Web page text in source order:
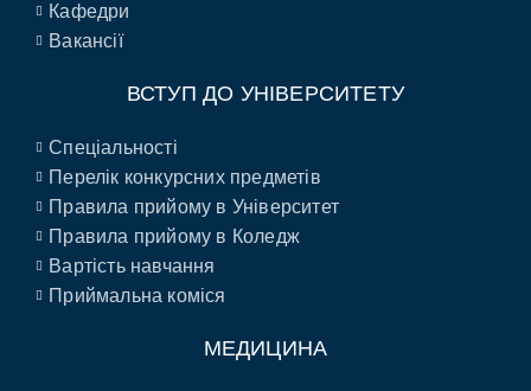
Кафедри
Вакансії
ВСТУП ДО УНІВЕРСИТЕТУ
Спеціальності
Перелік конкурсних предметів
Правила прийому в Університет
Правила прийому в Коледж
Вартість навчання
Приймальна коміся
МЕДИЦИНА